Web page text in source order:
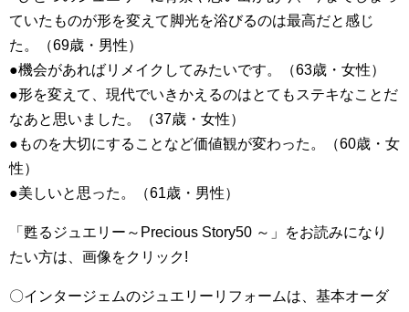
ていたものが形を変えて脚光を浴びるのは最高だと感じ
た。（69歳・男性）
●機会があればリメイクしてみたいです。（63歳・女性）
●形を変えて、現代でいきかえるのはとてもステキなことだ
なあと思いました。（37歳・女性）
●ものを大切にすることなど価値観が変わった。（60歳・女
性）
●美しいと思った。（61歳・男性）
「甦るジュエリー～Precious Story50 ～」をお読みになり
たい方は、画像をクリック!
〇インタージェムのジュエリーリフォームは、基本オーダ